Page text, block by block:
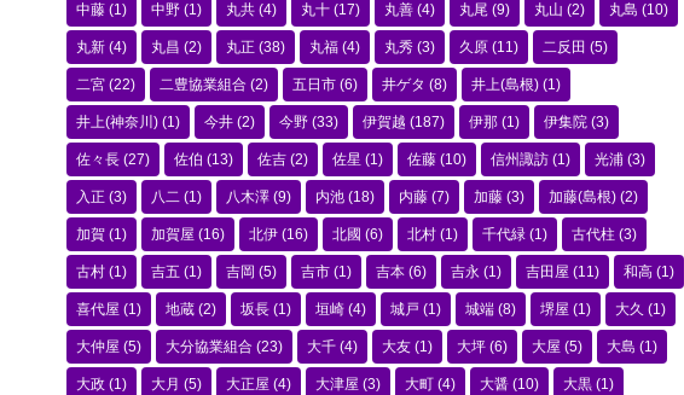
中藤 (1) 中野 (1) 丸共 (4) 丸十 (17) 丸善 (4) 丸尾 (9) 丸山 (2) 丸島 (10)
丸新 (4) 丸昌 (2) 丸正 (38) 丸福 (4) 丸秀 (3) 久原 (11) 二反田 (5)
二宮 (22) 二豊協業組合 (2) 五日市 (6) 井ゲタ (8) 井上(島根) (1)
井上(神奈川) (1) 今井 (2) 今野 (33) 伊賀越 (187) 伊那 (1) 伊集院 (3)
佐々長 (27) 佐伯 (13) 佐吉 (2) 佐星 (1) 佐藤 (10) 信州諏訪 (1) 光浦 (3)
入正 (3) 八二 (1) 八木澤 (9) 内池 (18) 内藤 (7) 加藤 (3) 加藤(島根) (2)
加賀 (1) 加賀屋 (16) 北伊 (16) 北國 (6) 北村 (1) 千代緑 (1) 古代柱 (3)
古村 (1) 吉五 (1) 吉岡 (5) 吉市 (1) 吉本 (6) 吉永 (1) 吉田屋 (11) 和高 (1)
喜代屋 (1) 地蔵 (2) 坂長 (1) 垣崎 (4) 城戸 (1) 城端 (8) 堺屋 (1) 大久 (1)
大仲屋 (5) 大分協業組合 (23) 大千 (4) 大友 (1) 大坪 (6) 大屋 (5) 大島 (1)
大政 (1) 大月 (5) 大正屋 (4) 大津屋 (3) 大町 (4) 大醤 (10) 大黒 (1)